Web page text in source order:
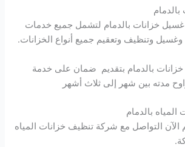
خزانات بالدمام لتشمل جميع خدمات
وتنظيف وتعقيم جميع أنواع الخزانات.
بالدمام بتقديم ضمان على خدمة
مدته بين شهر إلى ثلاث أشهر
بالدمام
الآن التواصل مع شركة تنظيف خزانات المياه